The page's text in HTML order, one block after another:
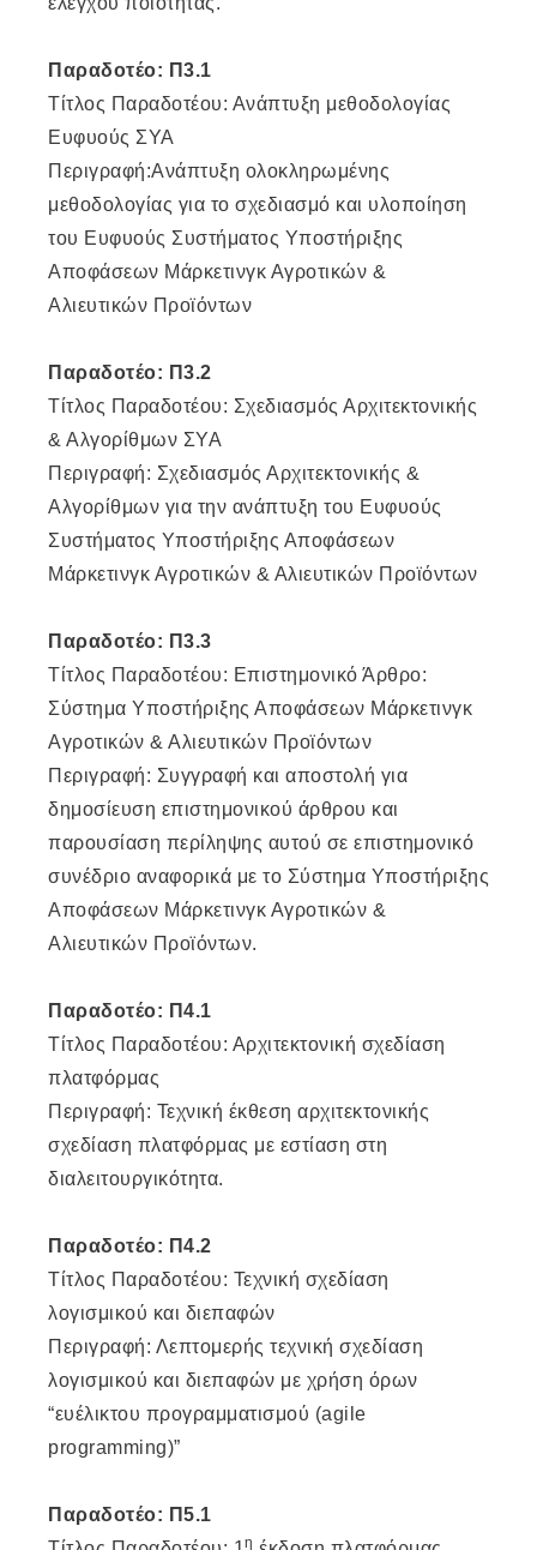
Παραδοτέο: Π3.1
Τίτλος Παραδοτέου: Ανάπτυξη μεθοδολογίας
Ευφυούς ΣΥΑ
Περιγραφή:Ανάπτυξη ολοκληρωμένης
μεθοδολογίας για το σχεδιασμό και υλοποίηση
του Ευφυούς Συστήματος Υποστήριξης
Αποφάσεων Μάρκετινγκ Αγροτικών &
Αλιευτικών Προϊόντων
Παραδοτέο: Π3.2
Τίτλος Παραδοτέου: Σχεδιασμός Αρχιτεκτονικής
& Αλγορίθμων ΣΥΑ
Περιγραφή: Σχεδιασμός Αρχιτεκτονικής &
Αλγορίθμων για την ανάπτυξη του Ευφυούς
Συστήματος Υποστήριξης Αποφάσεων
Μάρκετινγκ Αγροτικών & Αλιευτικών Προϊόντων
Παραδοτέο: Π3.3
Τίτλος Παραδοτέου: Επιστημονικό Άρθρο:
Σύστημα Υποστήριξης Αποφάσεων Μάρκετινγκ
Αγροτικών & Αλιευτικών Προϊόντων
Περιγραφή: Συγγραφή και αποστολή για
δημοσίευση επιστημονικού άρθρου και
παρουσίαση περίληψης αυτού σε επιστημονικό
συνέδριο αναφορικά με το Σύστημα Υποστήριξης
Αποφάσεων Μάρκετινγκ Αγροτικών &
Αλιευτικών Προϊόντων.
Παραδοτέο: Π4.1
Τίτλος Παραδοτέου: Αρχιτεκτονική σχεδίαση
πλατφόρμας
Περιγραφή: Τεχνική έκθεση αρχιτεκτονικής
σχεδίαση πλατφόρμας με εστίαση στη
διαλειτουργικότητα.
Παραδοτέο: Π4.2
Τίτλος Παραδοτέου: Τεχνική σχεδίαση
λογισμικού και διεπαφών
Περιγραφή: Λεπτομερής τεχνική σχεδίαση
λογισμικού και διεπαφών με χρήση όρων
“ευέλικτου προγραμματισμού (agile
programming)”
Παραδοτέο: Π5.1
η